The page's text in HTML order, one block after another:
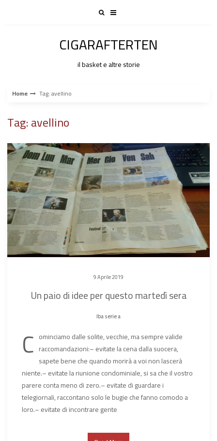
CIGARAFTERTEN
il basket e altre storie
Home Tag: avellino
Tag: avellino
9 Aprile 2019
Un paio di idee per questo martedì sera
lba serie a
C ominciamo dalle solite, vecchie, ma sempre valide
raccomandazioni:– evitate la cena dalla suocera,
sapete bene che quando morirà a voi non lascerà
niente.– evitate la riunione condominiale, si sa che il vostro
parere conta meno di zero.– evitate di guardare i
telegiornali, raccontano solo le bugie che fanno comodo a
loro.– evitate di incontrare gente